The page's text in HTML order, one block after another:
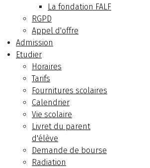
La fondation FALF
RGPD
Appel d'offre
Admission
Etudier
Horaires
Tarifs
Fournitures scolaires
Calendrier
Vie scolaire
Livret du parent
d'élève
Demande de bourse
Radiation